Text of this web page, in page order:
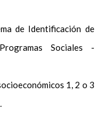
de Identificación de
Sociales -
1, 2 o 3